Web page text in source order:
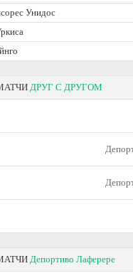
Унидос
ДРУГ С ДРУГОМ
Депортиво Лаферере